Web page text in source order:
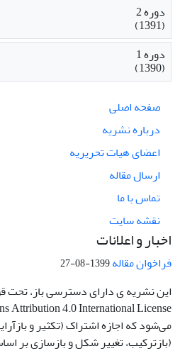
دوره 2
(1391)
دوره 1
(1390)
صفحه اصلی
درباره نشریه
اعضای هیات تحریریه
ارسال مقاله
تماس با ما
نقشه سایت
اخبار و اعلانات
فراخوان مقاله1399-08-27
این نشریه ی دارای دسترسی باز، تحت
می‌شود که اجازه اشتراک (تکثیر و
(بازترکیب، تغییر شکل و بازسازی بر